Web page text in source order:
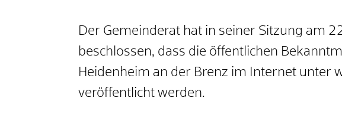
Der Gemeinderat hat in seiner Sitzung am
beschlossen, dass die öffentlichen
Heidenheim an der Brenz im Internet unter
veröffentlicht werden.